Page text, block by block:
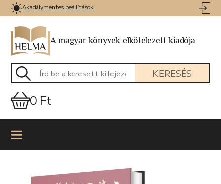
Akadálymentes beállítások
A magyar könyvek elkötelezett kiadója
KERESÉS
0 Ft